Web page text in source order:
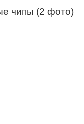
чипы (2 фото)